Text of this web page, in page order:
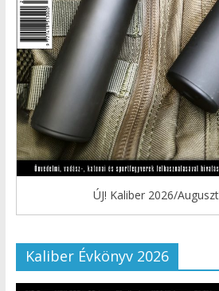
ÚJ! Kaliber 2026/
Kaliber Évkönyv 2026